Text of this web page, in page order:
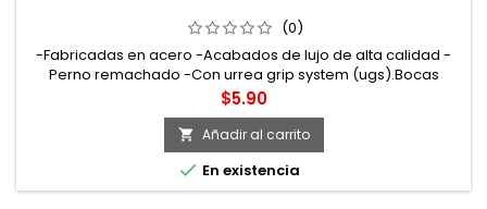
(0)
-Fabricadas en acero -Acabados de lujo de alta calidad -
Perno remachado -Con urrea grip system (ugs).Bocas
maquinadas a precisión para un perfecto acoplamiento con
la tuerca o tornillo
Precio
$5.90
 Añadir al carrito
 En existencia